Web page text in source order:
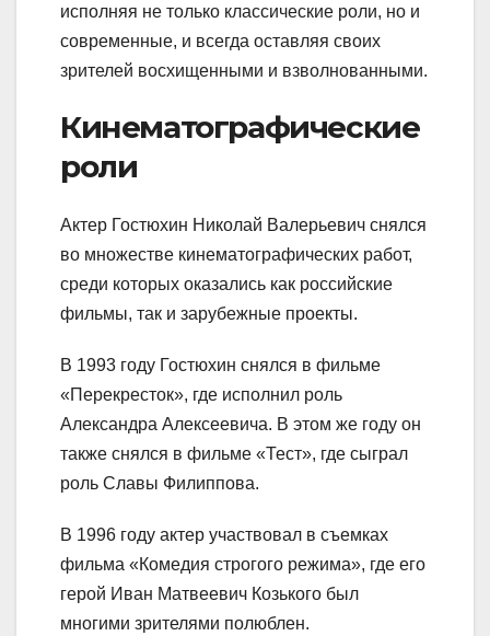
исполняя не только классические роли, но и
современные, и всегда оставляя своих
зрителей восхищенными и взволнованными.
Кинематографические
роли
Актер Гостюхин Николай Валерьевич снялся
во множестве кинематографических работ,
среди которых оказались как российские
фильмы, так и зарубежные проекты.
В 1993 году Гостюхин снялся в фильме
«Перекресток», где исполнил роль
Александра Алексеевича. В этом же году он
также снялся в фильме «Тест», где сыграл
роль Славы Филиппова.
В 1996 году актер участвовал в съемках
фильма «Комедия строгого режима», где его
герой Иван Матвеевич Козького был
многими зрителями полюблен.